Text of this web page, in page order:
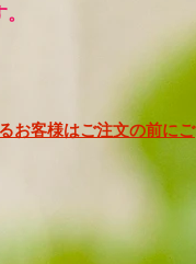
お客様はご注文の前にご